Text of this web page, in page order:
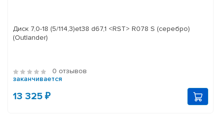
Диск 7,0-18 (5/114,3)et38 d67,1 <RST> R078 S (серебро)
(Outlander)
0 отзывов
заканчивается
13 325 ₽